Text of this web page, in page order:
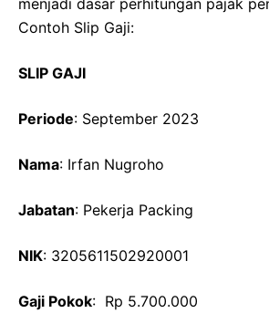
Contoh Slip Gaji:
SLIP GAJI
Periode: September 2023
Nama: Irfan Nugroho
Jabatan: Pekerja Packing
NIK: 3205611502920001
Gaji Pokok: Rp 5.700.000